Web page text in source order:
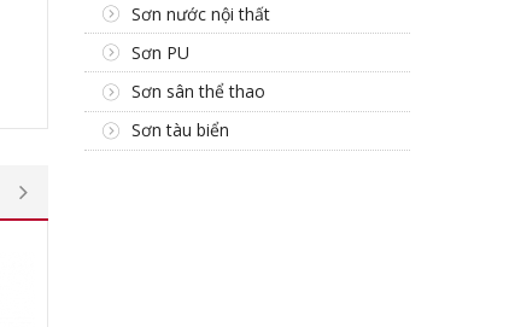
Sơn nước nội thất
Sơn PU
Sơn sân thể thao
Sơn tàu biển